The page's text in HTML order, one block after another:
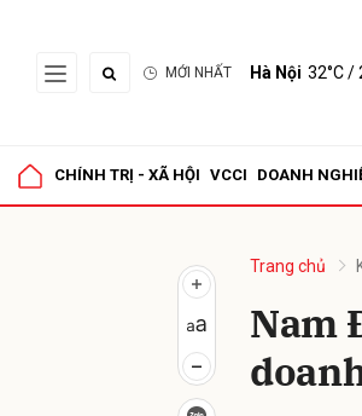
MỚI NHẤT Hà Nội 32°C/
CHÍNH TRỊ - XÃ HỘI VCCI DOANH
Trang chủ
Nam